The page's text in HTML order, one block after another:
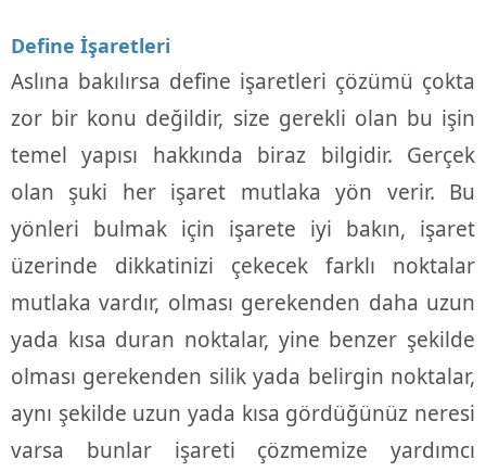
Define İşaretleri
Aslına bakılırsa define işaretleri çözümü çokta
zor bir konu değildir, size gerekli olan bu işin
temel yapısı hakkında biraz bilgidir. Gerçek
olan şuki her işaret mutlaka yön verir. Bu
yönleri bulmak için işarete iyi bakın, işaret
üzerinde dikkatinizi çekecek farklı noktalar
mutlaka vardır, olması gerekenden daha uzun
yada kısa duran noktalar, yine benzer şekilde
olması gerekenden silik yada belirgin noktalar,
aynı şekilde uzun yada kısa gördüğünüz neresi
varsa bunlar işareti çözmemize yardımcı